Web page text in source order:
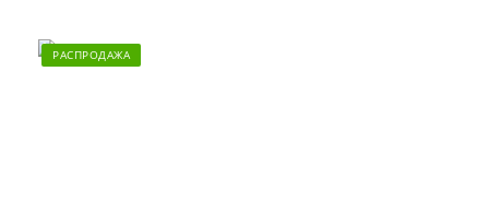
РАСПРОДАЖА